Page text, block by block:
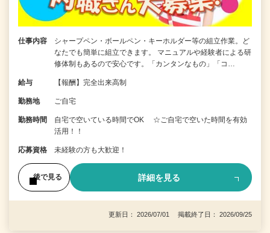
仕事内容
シャープペン・ボールペン・キーホルダー等の組立作業。ど
なたでも簡単に組立できます。 マニュアルや経験者による研
修体制もあるので安心です。「カンタンなもの」「コ…
給与 【報酬】完全出来高制
勤務地 ご自宅
勤務時間
自宅で空いている時間でOK ☆ご自宅で空いた時間を有効
活用！！
応募資格 未経験の方も大歓迎！
後で見る 詳細を見る
更新日： 2026/07/01 掲載終了日： 2026/09/25